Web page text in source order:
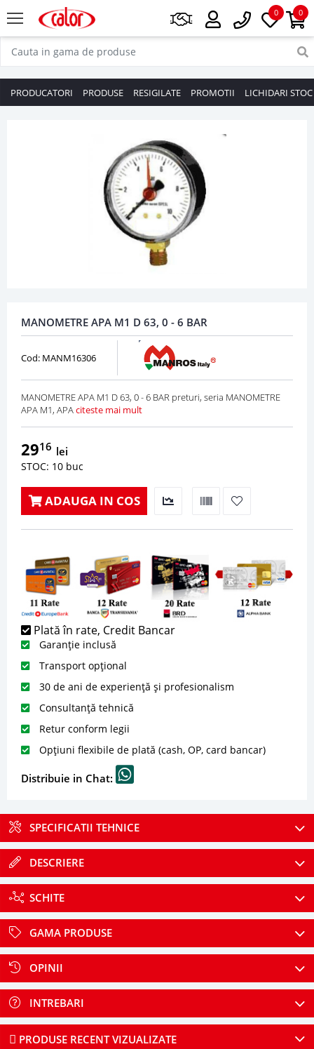
0
0
PRODUCATORI PRODUSE RESIGILATE PROMOTII LICHIDARI STOC
MANOMETRE APA M1 D 63, 0 - 6 BAR
Cod: MANM16306
MANOMETRE APA M1 D 63, 0 - 6 BAR preturi, seria MANOMETRE
APA M1, APAciteste mai mult
2916 lei
STOC: 10 buc
ADAUGA IN COS
Plată în rate, Credit Bancar
Garanție inclusă
Transport opțional
30 de ani de experiență și profesionalism
Consultanță tehnică
Retur conform legii
Opțiuni flexibile de plată (cash, OP, card bancar)
Distribuie in Chat:
SPECIFICATII TEHNICE
DESCRIERE
SCHITE
GAMA PRODUSE
OPINII
INTREBARI
PRODUSE RECENT VIZUALIZATE